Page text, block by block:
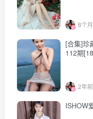
No.208 [Leghacker] 美
Jennifer [108P]
No.209 [Leghacker] 美
Minna [95P]
No.210 [Leghacker] 美
Winnie [113P]
Minna [85P]
8个
[合集]珍
112期
2年前
ISHOW